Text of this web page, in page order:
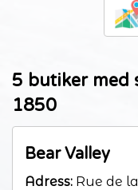
5 butiker med
1850
Bear Valley
Adress: Rue de